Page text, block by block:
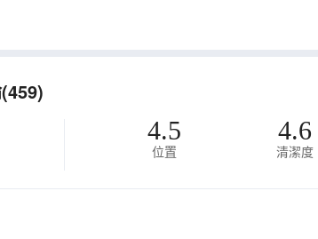
4.5
位置
4.6
清潔度